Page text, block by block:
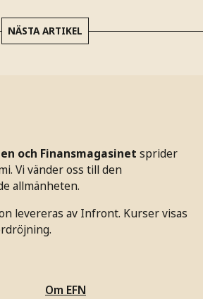
NÄSTA ARTIKEL
och Finansmagasinet sprider
Vi vänder oss till den
allmänheten.
levereras av Infront. Kurser visas
Om EFN